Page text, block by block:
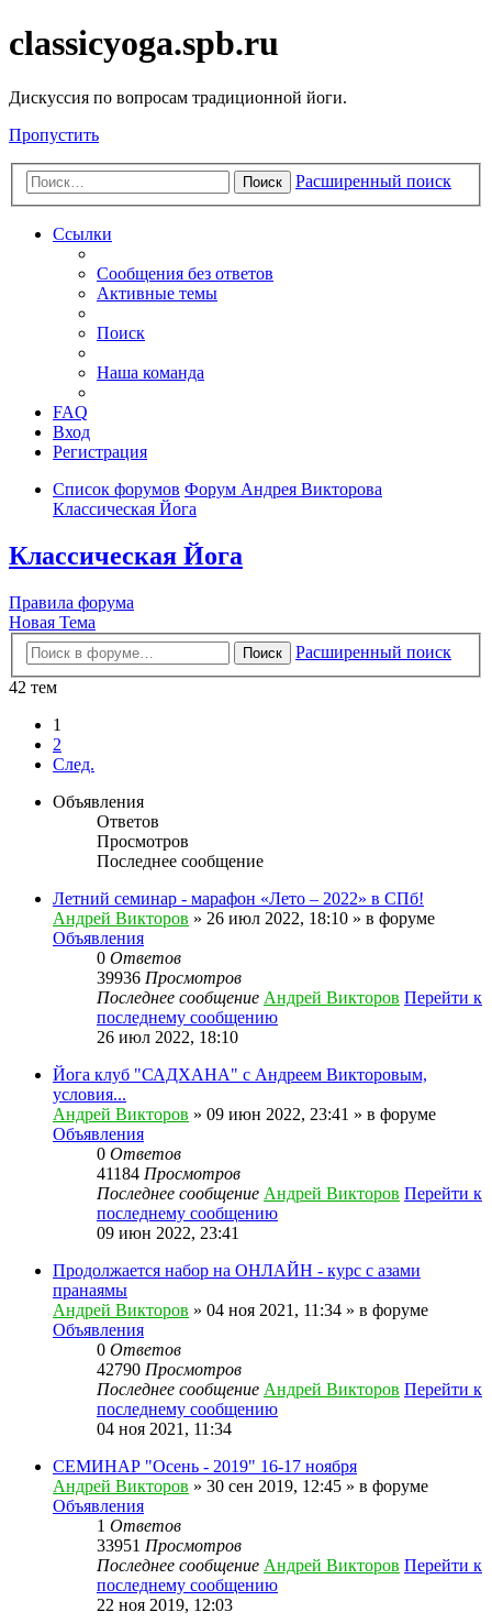
classicyoga.spb.ru
Дискуссия по вопросам традиционной йоги.
Пропустить
Поиск Расширенный поиск
Ссылки
Сообщения без ответов
Активные темы
Поиск
Наша команда
FAQ
Вход
Регистрация
Список форумов Форум Андрея Викторова
Классическая Йога
Классическая Йога
Правила форума
Новая Тема
Поиск
Расширенный поиск
42 тем
1
2
След.
Объявления
Ответов
Просмотров
Последнее сообщение
Летний семинар - марафон «Лето – 2022» в СПб!
Андрей Викторов » 26 июл 2022, 18:10 » в форуме
Объявления
0 Ответов
39936 Просмотров
Последнее сообщение Андрей Викторов Перейти к
последнему сообщению
26 июл 2022, 18:10
Йога клуб "САДХАНА" с Андреем Викторовым,
условия...
Андрей Викторов » 09 июн 2022, 23:41 » в форуме
Объявления
0 Ответов
41184 Просмотров
Последнее сообщение Андрей Викторов Перейти к
последнему сообщению
09 июн 2022, 23:41
Продолжается набор на ОНЛАЙН - курс с азами
пранаямы
Андрей Викторов » 04 ноя 2021, 11:34 » в форуме
Объявления
0 Ответов
42790 Просмотров
Последнее сообщение Андрей Викторов Перейти к
последнему сообщению
04 ноя 2021, 11:34
СЕМИНАР "Осень - 2019" 16-17 ноября
Андрей Викторов » 30 сен 2019, 12:45 » в форуме
Объявления
1 Ответов
33951 Просмотров
Последнее сообщение Андрей Викторов Перейти к
последнему сообщению
22 ноя 2019, 12:03